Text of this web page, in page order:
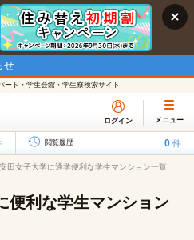
せ
ート・学生会館・学生寮検索サイト
ログイン メニュー
閲覧履歴 0 件
安田女子大学に通学便利な学生マンション一覧
便利な学生マンション